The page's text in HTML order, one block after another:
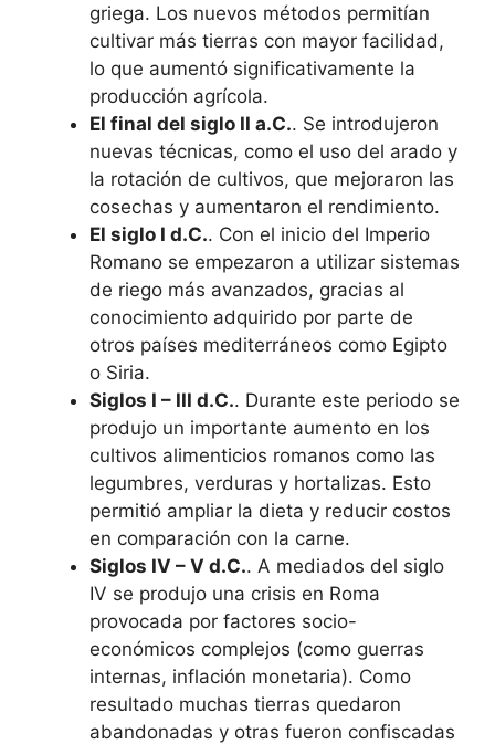
griega. Los nuevos métodos permitían
cultivar más tierras con mayor facilidad,
lo que aumentó significativamente la
producción agrícola.
El final del siglo II a.C.. Se introdujeron
nuevas técnicas, como el uso del arado y
la rotación de cultivos, que mejoraron las
cosechas y aumentaron el rendimiento.
El siglo I d.C.. Con el inicio del Imperio
Romano se empezaron a utilizar sistemas
de riego más avanzados, gracias al
conocimiento adquirido por parte de
otros países mediterráneos como Egipto
o Siria.
Siglos I – III d.C.. Durante este periodo se
produjo un importante aumento en los
cultivos alimenticios romanos como las
legumbres, verduras y hortalizas. Esto
permitió ampliar la dieta y reducir costos
en comparación con la carne.
Siglos IV – V d.C.. A mediados del siglo
IV se produjo una crisis en Roma
provocada por factores socio-
económicos complejos (como guerras
internas, inflación monetaria). Como
resultado muchas tierras quedaron
abandonadas y otras fueron confiscadas